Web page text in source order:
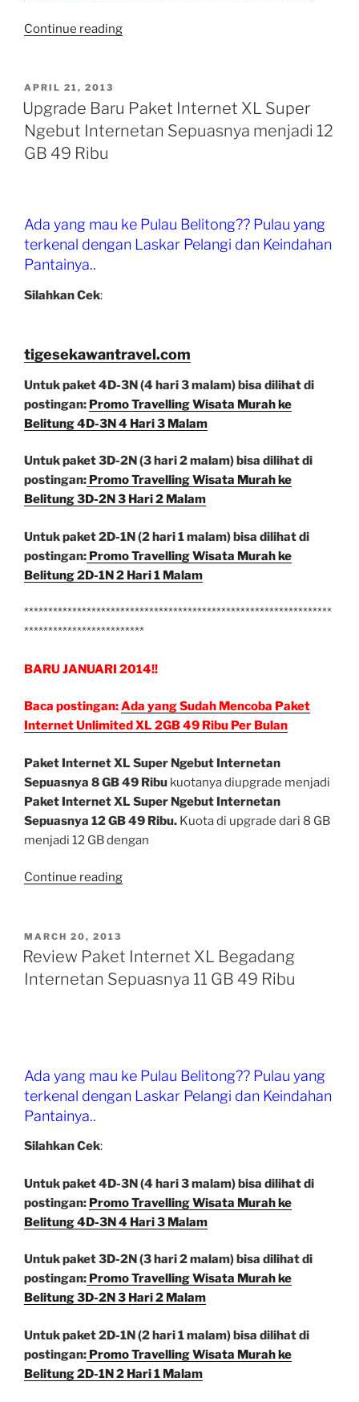
Continue reading“Ada
Paket
Internet
Ribu
Per
POSTED
ON
APRIL 21, 2013
Upgrade Baru Paket Internet XL Super
Ngebut Internetan Sepuasnya menjadi 12
GB 49 Ribu
Ada yang mau ke Pulau Belitong?? Pulau yang
terkenal dengan Laskar Pelangi dan Keindahan
Pantainya..
Silahkan Cek:
tigesekawantravel.com
Untuk paket 4D-3N (4 hari 3 malam) bisa dilihat di
postingan: Promo Travelling Wisata Murah ke
Belitung 4D-3N 4 Hari 3 Malam
Untuk paket 3D-2N (3 hari 2 malam) bisa dilihat di
postingan: Promo Travelling Wisata Murah ke
Belitung 3D-2N 3 Hari 2 Malam
Untuk paket 2D-1N (2 hari 1 malam) bisa dilihat di
postingan: Promo Travelling Wisata Murah ke
Belitung 2D-1N 2 Hari 1 Malam
****************************************************************
*************************
BARU JANUARI 2014!!
Baca postingan:Ada yang Sudah Mencoba Paket
Internet Unlimited XL 2GB 49 Ribu Per Bulan
Paket Internet XL Super Ngebut Internetan
Sepuasnya 8 GB 49 Ribu kuotanya diupgrade menjadi
Paket Internet XL Super Ngebut Internetan
Sepuasnya 12 GB 49 Ribu. Kuota di upgrade dari 8 GB
menjadi 12 GB dengan
Continue reading“Upgrade
XL
Super
Ngebut
12
GB
POSTED
ON
MARCH 20, 2013
Review Paket Internet XL Begadang
Internetan Sepuasnya 11 GB 49 Ribu
Ada yang mau ke Pulau Belitong?? Pulau yang
terkenal dengan Laskar Pelangi dan Keindahan
Pantainya..
Silahkan Cek:
Untuk paket 4D-3N (4 hari 3 malam) bisa dilihat di
postingan: Promo Travelling Wisata Murah ke
Belitung 4D-3N 4 Hari 3 Malam
Untuk paket 3D-2N (3 hari 2 malam) bisa dilihat di
postingan: Promo Travelling Wisata Murah ke
Belitung 3D-2N 3 Hari 2 Malam
Untuk paket 2D-1N (2 hari 1 malam) bisa dilihat di
postingan: Promo Travelling Wisata Murah ke
Belitung 2D-1N 2 Hari 1 Malam